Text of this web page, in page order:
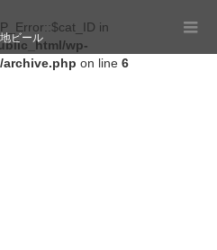
ビール
in
wp-
archive.php on line 6